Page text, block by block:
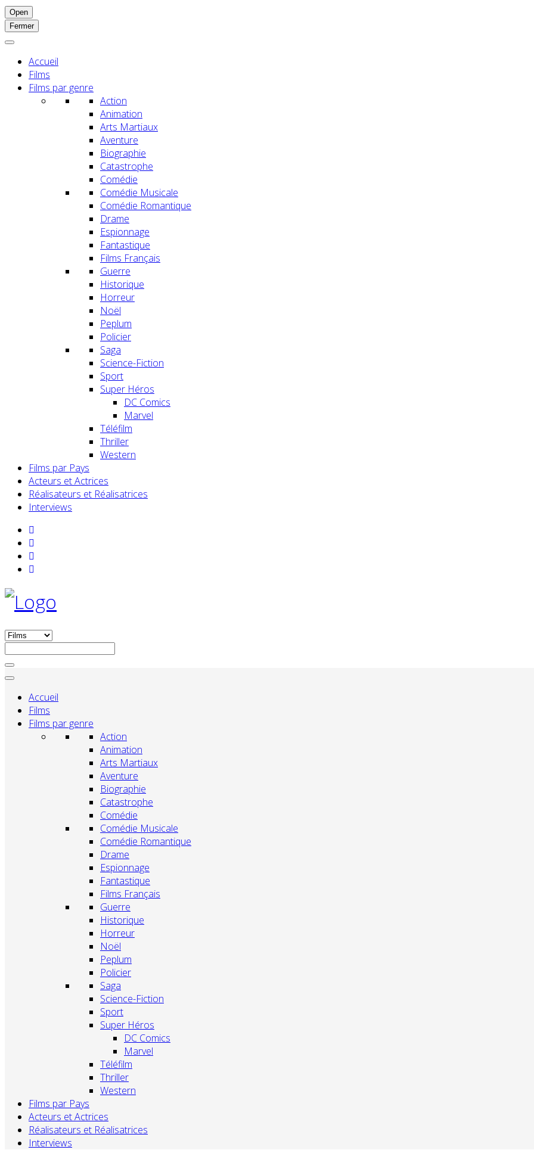
Open
Fermer
Accueil
Films
Films par genre
Action
Animation
Arts Martiaux
Aventure
Biographie
Catastrophe
Comédie
Comédie Musicale
Comédie Romantique
Drame
Espionnage
Fantastique
Films Français
Guerre
Historique
Horreur
Noël
Peplum
Policier
Saga
Science-Fiction
Sport
Super Héros
DC Comics
Marvel
Téléfilm
Thriller
Western
Films par Pays
Acteurs et Actrices
Réalisateurs et Réalisatrices
Interviews
Accueil
Films
Films par genre
Action
Animation
Arts Martiaux
Aventure
Biographie
Catastrophe
Comédie
Comédie Musicale
Comédie Romantique
Drame
Espionnage
Fantastique
Films Français
Guerre
Historique
Horreur
Noël
Peplum
Policier
Saga
Science-Fiction
Sport
Super Héros
DC Comics
Marvel
Téléfilm
Thriller
Western
Films par Pays
Acteurs et Actrices
Réalisateurs et Réalisatrices
Interviews